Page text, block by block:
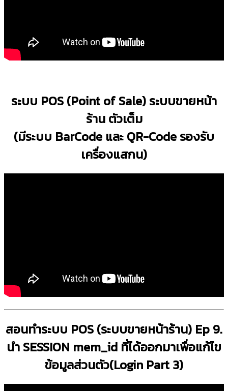
ระบบ POS (Point of Sale) ระบบขายหน้า
ร้าน ตัวเต็ม
(มีระบบ BarCode และ QR-Code รองรับ
เครื่องแสกน)
สอนทำระบบ POS (ระบบขายหน้าร้าน) Ep 9.
นำ SESSION mem_id ที่ได้ออกมาเพื่อแก้ไข
ข้อมูลส่วนตัว(Login Part 3)